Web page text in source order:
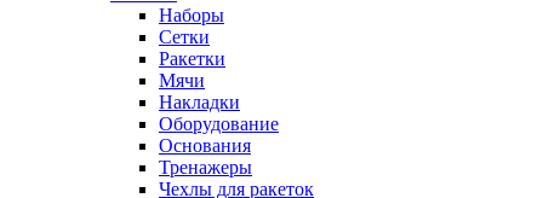
Наборы
Сетки
Ракетки
Мячи
Накладки
Оборудование
Основания
Тренажеры
Чехлы для ракеток